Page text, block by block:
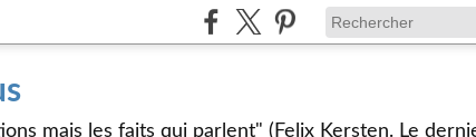
mais les faits qui parlent" (Felix Kersten. Le